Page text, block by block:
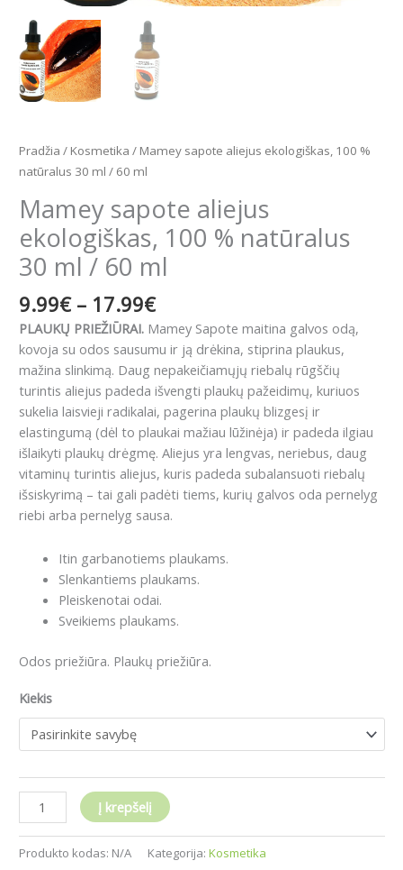
Pradžia / Kosmetika / Mamey sapote aliejus ekologiškas, 100 %
natūralus 30 ml / 60 ml
Mamey sapote aliejus
ekologiškas, 100 % natūralus
30 ml / 60 ml
9.99€ – 17.99€
PLAUKŲ PRIEŽIŪRAI. Mamey Sapote maitina galvos odą,
kovoja su odos sausumu ir ją drėkina, stiprina plaukus,
mažina slinkimą. Daug nepakeičiamųjų riebalų rūgščių
turintis aliejus padeda išvengti plaukų pažeidimų, kuriuos
sukelia laisvieji radikalai, pagerina plaukų blizgesį ir
elastingumą (dėl to plaukai mažiau lūžinėja) ir padeda ilgiau
išlaikyti plaukų drėgmę. Aliejus yra lengvas, neriebus, daug
vitaminų turintis aliejus, kuris padeda subalansuoti riebalų
išsiskyrimą – tai gali padėti tiems, kurių galvos oda pernelyg
riebi arba pernelyg sausa.
Itin garbanotiems plaukams.
Slenkantiems plaukams.
Pleiskenotai odai.
Sveikiems plaukams.
Odos priežiūra. Plaukų priežiūra.
Kiekis
Į krepšelį
Produkto kodas: N/A Kategorija: Kosmetika